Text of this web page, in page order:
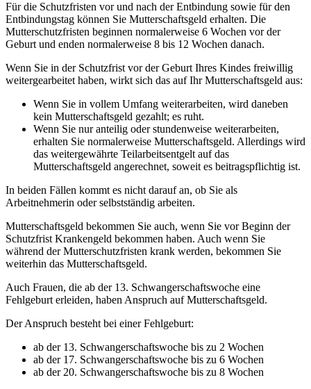
Für die Schutzfristen vor und nach der Entbindung sowie für den
Entbindungstag können Sie Mutterschaftsgeld erhalten. Die
Mutterschutzfristen beginnen normalerweise 6 Wochen vor der
Geburt und enden normalerweise 8 bis 12 Wochen danach.
Wenn Sie in der Schutzfrist vor der Geburt Ihres Kindes freiwillig
weitergearbeitet haben, wirkt sich das auf Ihr Mutterschaftsgeld aus:
Wenn Sie in vollem Umfang weiterarbeiten, wird daneben
kein Mutterschaftsgeld gezahlt; es ruht.
Wenn Sie nur anteilig oder stundenweise weiterarbeiten,
erhalten Sie normalerweise Mutterschaftsgeld. Allerdings wird
das weitergewährte Teilarbeitsentgelt auf das
Mutterschaftsgeld angerechnet, soweit es beitragspflichtig ist.
In beiden Fällen kommt es nicht darauf an, ob Sie als
Arbeitnehmerin oder selbstständig arbeiten.
Mutterschaftsgeld bekommen Sie auch, wenn Sie vor Beginn der
Schutzfrist Krankengeld bekommen haben. Auch wenn Sie
während der Mutterschutzfristen krank werden, bekommen Sie
weiterhin das Mutterschaftsgeld.
Auch Frauen, die ab der 13. Schwangerschaftswoche eine
Fehlgeburt erleiden, haben Anspruch auf Mutterschaftsgeld.
Der Anspruch besteht bei einer Fehlgeburt:
ab der 13. Schwangerschaftswoche bis zu 2 Wochen
ab der 17. Schwangerschaftswoche bis zu 6 Wochen
ab der 20. Schwangerschaftswoche bis zu 8 Wochen